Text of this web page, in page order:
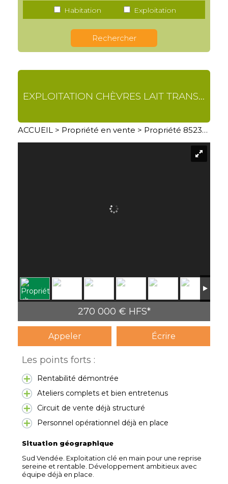
Habitation Exploitation
EXPLOITATION CHÈVRES LAIT TRANSFORMATION ET VENTE DIRECTE
ACCUEIL > Propriété en vente > Propriété 8523KB07
270 000 € HFS*
Appeler Écrire
Les points forts :
Rentabilité démontrée
Ateliers complets et bien entretenus
Circuit de vente déjà structuré
Personnel opérationnel déjà en place
Situation géographique
Sud Vendée. Exploitation clé en main pour une reprise
sereine et rentable. Développement ambitieux avec
équipe déjà en place.